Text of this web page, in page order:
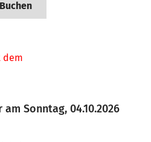
Buchen
Sonntag, 04.10.2026